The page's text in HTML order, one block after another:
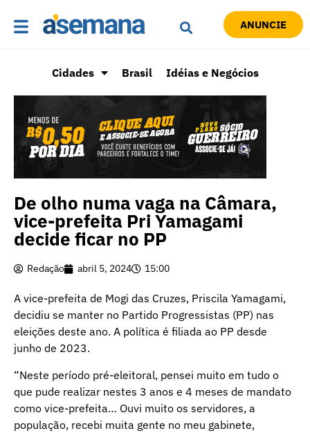
ANUNCIE
Cidades Brasil Idéias e Negócios
De olho numa vaga na Câmara,
vice-prefeita Pri Yamagami
decide ficar no PP
Redação abril 5, 2024 15:00
A vice-prefeita de Mogi das Cruzes, Priscila Yamagami,
decidiu se manter no Partido Progressistas (PP) nas
eleições deste ano. A política é filiada ao PP desde
junho de 2023.
“Neste período pré-eleitoral, pensei muito em tudo o
que pude realizar nestes 3 anos e 4 meses de mandato
como vice-prefeita… Ouvi muito os servidores, a
população, recebi muita gente no meu gabinete,